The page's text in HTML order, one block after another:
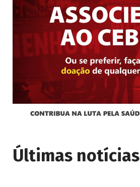
Últimas notícias